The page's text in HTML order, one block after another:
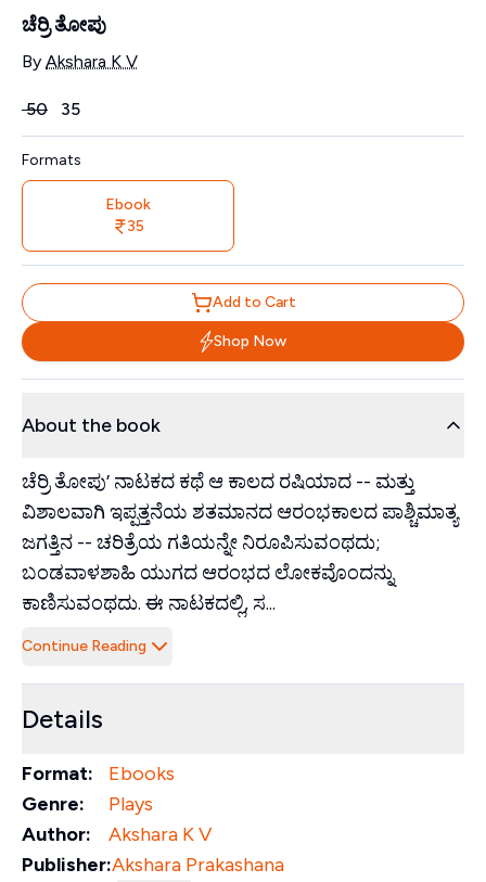
ಚೆರ್ರಿ ತೋಪು
Contributors
By Akshara K V
Price
₹50 35
Formats
Ebook
35
Add to Cart
Shop Now
About the book
ಚೆರ್ರಿ ತೋಪು’ ನಾಟಕದ ಕಥೆ ಆ ಕಾಲದ ರಷಿಯಾದ -- ಮತ್ತು
ವಿಶಾಲವಾಗಿ ಇಪ್ಪತ್ತನೆಯ ಶತಮಾನದ ಆರಂಭಕಾಲದ ಪಾಶ್ಚಿಮಾತ್ಯ
ಜಗತ್ತಿನ -- ಚರಿತ್ರೆಯ ಗತಿಯನ್ನೇ ನಿರೂಪಿಸುವಂಥದು;
ಬಂಡವಾಳಶಾಹಿ ಯುಗದ ಆರಂಭದ ಲೋಕವೊಂದನ್ನು
ಕಾಣಿಸುವಂಥದು. ಈ ನಾಟಕದಲ್ಲಿ, ಸ...
Continue Reading
Details
Format:
Ebooks
Genre:
Plays
Author:
Akshara K V
Publisher:Akshara Prakashana